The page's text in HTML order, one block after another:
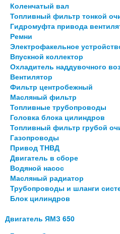
Коленчатый вал
Топливный фильтр тонкой
Гидромуфта привода
Ремни
Электрофакельное
Впускной коллектор
Охладитель наддувочного
Вентилятор
Фильтр центробежный
Масляный фильтр
Топливные трубопроводы
Головка блока цилиндров
Топливный фильтр грубой
Газопроводы
Привод ТНВД
Двигатель в сборе
Водяной насос
Масляный радиатор
Трубопроводы и шланги
Блок цилиндров
Двигатель ЯМЗ 650